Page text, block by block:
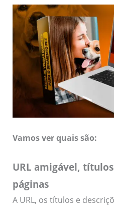
Vamos ver quais são:
URL amigável,
páginas
A URL, os títulos e